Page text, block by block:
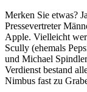
Merken Sie etwas?
Pressevertreter
Apple. Vielleicht
Scully (ehemals
und Michael
Verdienst bestand
Nimbus fast zu